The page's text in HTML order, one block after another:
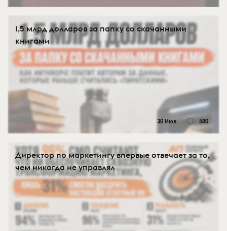
1,5 млрд долларов за папку со скачанными
книгами
30 Июл 580
Директор по маркетингу впервые отвечает за то,
чем никогда не управлял